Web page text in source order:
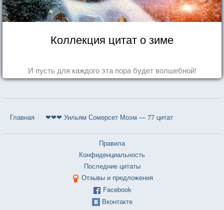
Коллекция цитат о зиме
И пусть для каждого эта пора будет волшебной!
Главная ❤❤❤ Уильям Сомерсет Моэм — 77 цитат
Правила
Конфиденциальность
Последние цитаты
Отзывы и предложения
Facebook
Вконтакте